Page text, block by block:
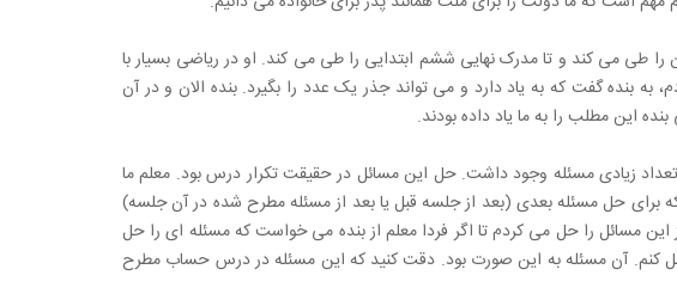
دبستان را طی می کند و تا مدرک نهایی ششم ابتدایی را طی می کند. او در ریاضی بسیار با
آخر زندگی (80 سالگی) که با او بودم، به بنده گفت که به یاد دارد و می تواند جذر یک عدد را بگیرد. بنده الان و در آن
این مطلب را به ما یاد داده بودند.
زیادی مسئله وجود داشت. حل این مسائل در حقیقت تکرار درس بود. معلم ما
حل مسئله بعدی (بعد از جلسه قبل یا بعد از مسئله مطرح شده در آن جلسه)
مسائل را حل می کردم تا اگر فردا معلم از بنده می خواست که مسئله ای را حل
کنم. آن مسئله به این صورت بود. دقت کنید که این مسئله در درس حساب مطرح